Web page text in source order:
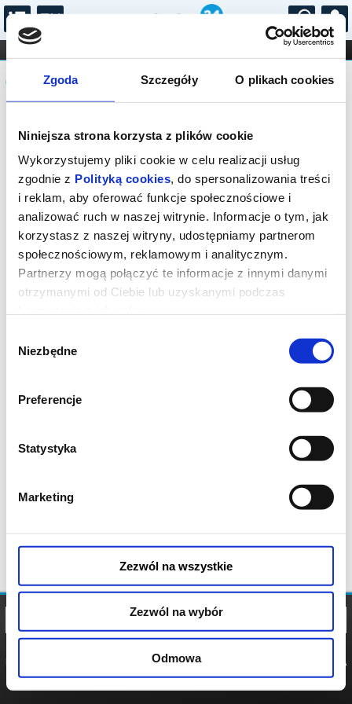
Zgoda Szczegóły O plikach cookies
Niniejsza strona korzysta z plików cookie
Wykorzystujemy pliki cookie w celu realizacji usług
zgodnie z Polityką cookies, do spersonalizowania treści
i reklam, aby oferować funkcje społecznościowe i
analizować ruch w naszej witrynie. Informacje o tym, jak
korzystasz z naszej witryny, udostępniamy partnerom
społecznościowym, reklamowym i analitycznym.
Partnerzy mogą połączyć te informacje z innymi danymi
otrzymanymi od Ciebie lub uzyskanymi podczas
zgody
Niezbędne
Preferencje
Statystyka
Marketing
Zezwól na wszystkie
Zezwól na wybór
Odmowa
...
FILHARMONIA OPERA I BALET
STAND-UP
DLA DZIECI
Komunikat
Sprzedaż biletów on-line na wydarzenie
została zakończona.
POLITYKA
POLITYKA